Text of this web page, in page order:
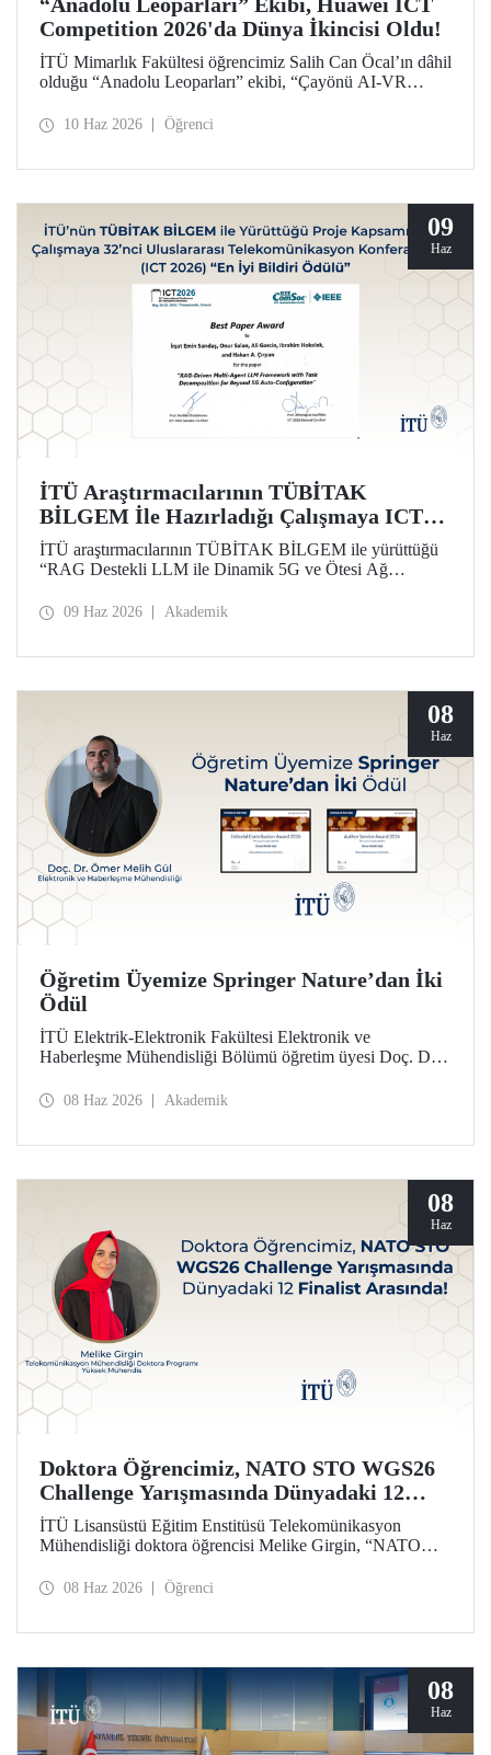
Competition 2026'da Dünya İkincisi Oldu!
İTÜ Mimarlık Fakültesi öğrencimiz Salih Can Öcal’ın dâhil
olduğu “Anadolu Leoparları” ekibi, “Çayönü AI-VR
2026’da inovasyon kategorisinde dünya ikincisi oldu.
10 Haz 2026 Öğrenci
09
Haz
İTÜ Araştırmacılarının TÜBİTAK
BİLGEM İle Hazırladığı Çalışmaya ICT
2026’da En İyi Bildiri Ödülü
İTÜ araştırmacılarının TÜBİTAK BİLGEM ile yürüttüğü
“RAG Destekli LLM ile Dinamik 5G ve Ötesi Ağ
Uluslararası Telekomünikasyon Konferansı (ICT 2026)
09 Haz 2026 Akademik
08
Haz
Öğretim Üyemize Springer Nature’dan İki
Ödül
İTÜ Elektrik-Elektronik Fakültesi Elektronik ve
Haberleşme Mühendisliği Bölümü öğretim üyesi Doç. Dr.
“Editor of Distinction Awards” kapsamında iki ödüle layık
08 Haz 2026 Akademik
08
Haz
Doktora Öğrencimiz, NATO STO WGS26
Challenge Yarışmasında Dünyadaki 12
Finalist Arasında!
İTÜ Lisansüstü Eğitim Enstitüsü Telekomünikasyon
Mühendisliği doktora öğrencisi Melike Girgin, “NATO
Challenge” yarışmasında finalist olmaya hak kazandı.
08 Haz 2026 Öğrenci
08
Haz